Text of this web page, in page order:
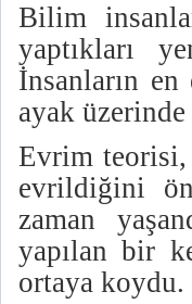
Bilim
yaptıkları
İnsanların
ayak
Evrim teorisi,
evrildiğini
zaman
yapılan bir
ortaya koydu.